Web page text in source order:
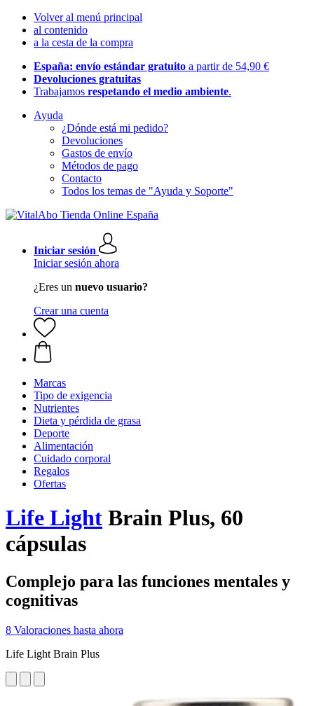
Volver al menú principal
al contenido
a la cesta de la compra
España: envío estándar gratuito a partir de 54,90 €
Devoluciones gratuitas
Trabajamos respetando el medio ambiente.
Ayuda
¿Dónde está mi pedido?
Devoluciones
Gastos de envío
Métodos de pago
Contacto
Todos los temas de "Ayuda y Soporte"
Iniciar sesión
Iniciar sesión ahora
¿Eres un nuevo usuario?
Crear una cuenta
Marcas
Tipo de exigencia
Nutrientes
Dieta y pérdida de grasa
Deporte
Alimentación
Cuidado corporal
Regalos
Ofertas
Life Light Brain Plus, 60
cápsulas
Complejo para las funciones mentales y
cognitivas
8 Valoraciones hasta ahora
Life Light Brain Plus